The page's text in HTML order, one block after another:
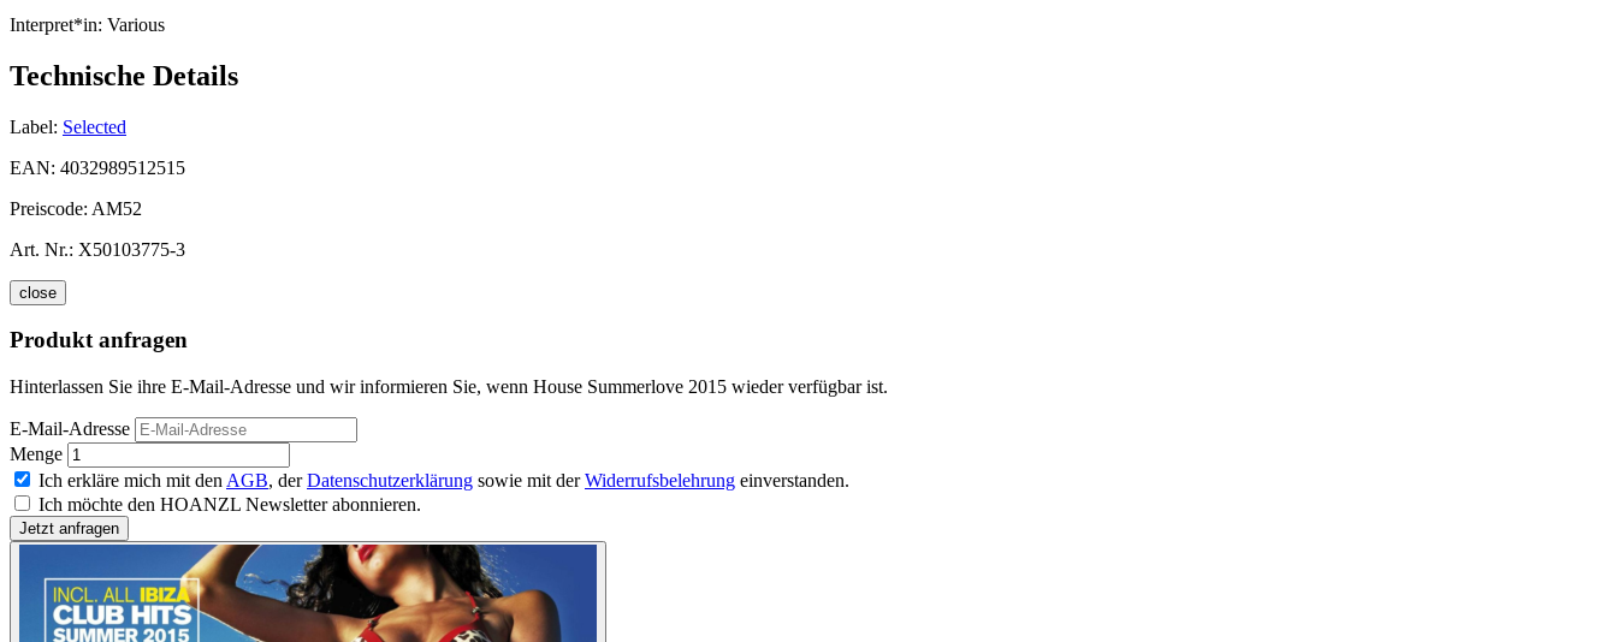
Interpret*in: Various
Technische Details
Label: Selected
EAN: 4032989512515
Preiscode: AM52
Art. Nr.: X50103775-3
close
Produkt anfragen
Hinterlassen Sie ihre E-Mail-Adresse und wir informieren Sie, wenn House Summerlove 2015 wieder verfügbar ist.
E-Mail-Adresse
Menge
Ich erkläre mich mit den AGB, derDatenschutzerklärung sowie mit derWiderrufsbelehrung einverstanden.
Ich möchte den HOANZL Newsletter abonnieren.